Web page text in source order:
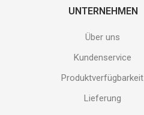
UNTERNEHMEN
Über uns
Kundenservice
Produktverfügbarkeit
Lieferung